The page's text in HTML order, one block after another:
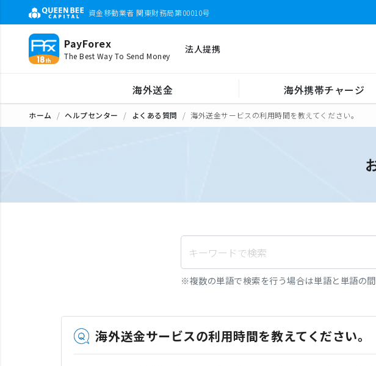
資金移動業者 関東財務局第00010号
PayForex
The Best Way To Send Money
法人提携
海外送金 海外携帯チャージ
ホーム ヘルプセンター よくある質問 海外送金サービスの利用時間を教えてください。
※複数の単語で検索を行う場合は単語と単語の
海外送金サービスの利用時間を教えてください。